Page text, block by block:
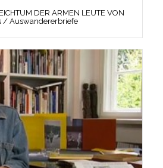
DER ARMEN LEUTE VON
/ Auswandererbriefe